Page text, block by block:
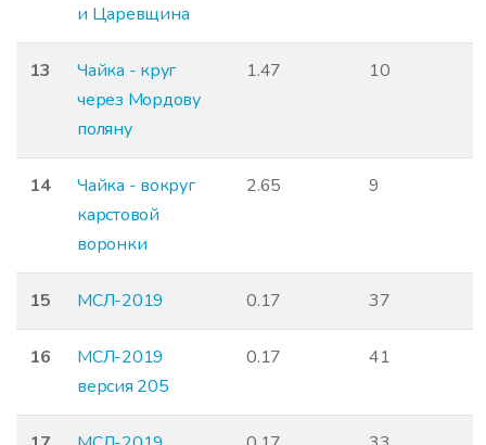
и Царевщина
13
Чайка - круг
через Мордову
поляну
1.47 10
14
Чайка - вокруг
карстовой
воронки
2.65 9
15 МСЛ-2019 0.17 37
16
МСЛ-2019
версия 205
0.17 41